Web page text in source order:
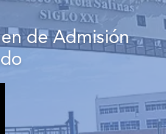
de Admisión